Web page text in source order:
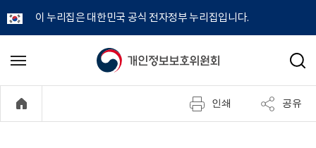
이 누리집은 대한민국 공식 전자정부 누리집입니다.
개
정
메
기
검
인쇄 공유